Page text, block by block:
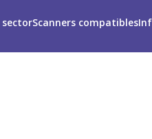
sectorScanners compatibles